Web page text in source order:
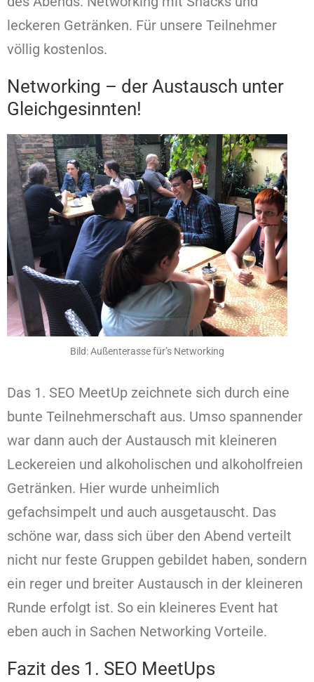
leckeren Getränken. Für unsere Teilnehmer
völlig kostenlos.
Networking – der Austausch unter
Gleichgesinnten!
Bild: Außenterasse für’s Networking
Das 1. SEO MeetUp zeichnete sich durch eine
bunte Teilnehmerschaft aus. Umso spannender
war dann auch der Austausch mit kleineren
Leckereien und alkoholischen und alkoholfreien
Getränken. Hier wurde unheimlich
gefachsimpelt und auch ausgetauscht. Das
schöne war, dass sich über den Abend verteilt
nicht nur feste Gruppen gebildet haben, sondern
ein reger und breiter Austausch in der kleineren
Runde erfolgt ist. So ein kleineres Event hat
eben auch in Sachen Networking Vorteile.
Fazit des 1. SEO MeetUps